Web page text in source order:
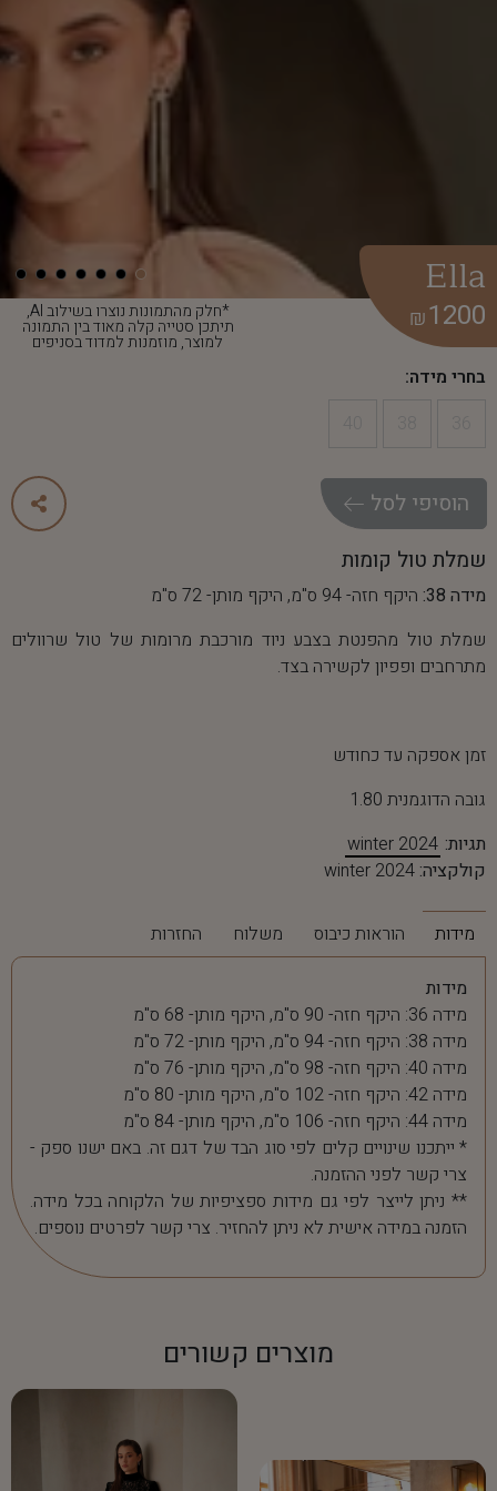
*חלק מהתמונות נוצרו בשילוב AI,
תיתכן סטייה קלה מאוד בין התמונה
למוצר, מוזמנות למדוד בסניפים
Ella
1200
₪
בחרי מידה:
הוסיפי לסל
שמלת טול קומות
מידה 38:
היקף חזה- 94 ס"מ, היקף מותן- 72 ס"מ
שמלת טול מהפנטת בצבע ניוד מורכבת מרומות של טול שרוולים
מתרחבים ופפיון לקשירה בצד.
זמן אספקה עד כחודש
גובה הדוגמנית 1.80
תגיות: winter 2024
קולקציה: winter 2024
מידות הוראות כיבוס משלוח החזרות
מידות
מידה 36: היקף חזה- 90 ס"מ, היקף מותן- 68 ס"מ
מידה 38: היקף חזה- 94 ס"מ, היקף מותן- 72 ס"מ
מידה 40: היקף חזה- 98 ס"מ, היקף מותן- 76 ס"מ
מידה 42: היקף חזה- 102 ס"מ, היקף מותן- 80 ס"מ
מידה 44: היקף חזה- 106 ס"מ, היקף מותן- 84 ס"מ
* ייתכנו שינויים קלים לפי סוג הבד של דגם זה. באם ישנו ספק -
צרי קשר לפני ההזמנה.
** ניתן לייצר לפי גם מידות ספציפיות של הלקוחה בכל מידה.
הזמנה במידה אישית לא ניתן להחזיר. צרי קשר לפרטים נוספים.
מוצרים קשורים